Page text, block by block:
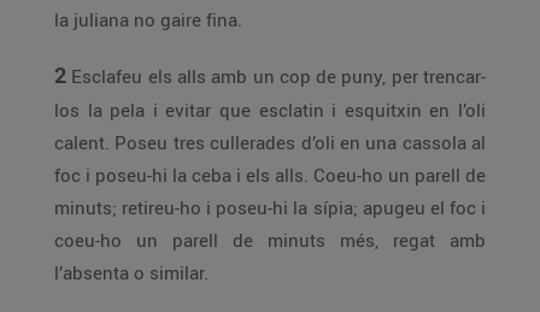
la juliana no gaire fina.
2 Esclafeu els alls amb un cop de puny, per trencar-
los la pela i evitar que esclatin i esquitxin en l’oli
calent. Poseu tres cullerades d’oli en una cassola al
foc i poseu-hi la ceba i els alls. Coeu-ho un parell de
minuts; retireu-ho i poseu-hi la sípia; apugeu el foc i
coeu-ho un parell de minuts més, regat amb
l’absenta o similar.